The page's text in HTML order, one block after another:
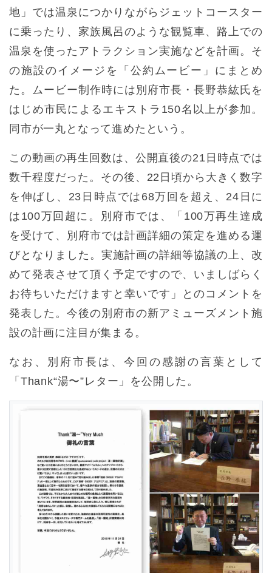
地」では温泉につかりながらジェットコースター
に乗ったり、家族風呂のような観覧車、路上での
温泉を使ったアトラクション実施などを計画。そ
の施設のイメージを「公約ムービー」にまとめ
た。ムービー制作時には別府市長・長野恭紘氏を
はじめ市民によるエキストラ150名以上が参加。
同市が一丸となって進めたという。
この動画の再生回数は、公開直後の21日時点では
数千程度だった。その後、22日頃から大きく数字
を伸ばし、23日時点では68万回を超え、24日に
は100万回超に。別府市では、「100万再生達成
を受けて、別府市では計画詳細の策定を進める運
びとなりました。実施計画の詳細等協議の上、改
めて発表させて頂く予定ですので、いましばらく
お待ちいただけますと幸いです」とのコメントを
発表した。今後の別府市の新アミューズメント施
設の計画に注目が集まる。
なお、別府市長は、今回の感謝の言葉として
「Thank“湯〜”レター」を公開した。